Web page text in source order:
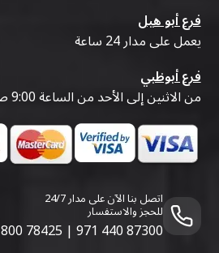
فرع أبو هيل
يعمل على مدار 24 ساعة
فرع أبوظبي
من الاثنين إلى الأحد من الساعة 9:00 صباحًا حتى 07:00 مساءً
اتصل بنا الآن على مدار 24/7
للحجز والاستفسار
800 78425 | 971 440 87300